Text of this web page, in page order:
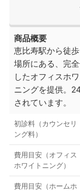
商品概要
恵⽐寿駅から徒
場所にある、完
したオフィスホ
ニングを提供。
されています。
初診料（カウンセリ
ング料）
費用目安（オフィス
ホワイトニング）
費用目安（ホームホ